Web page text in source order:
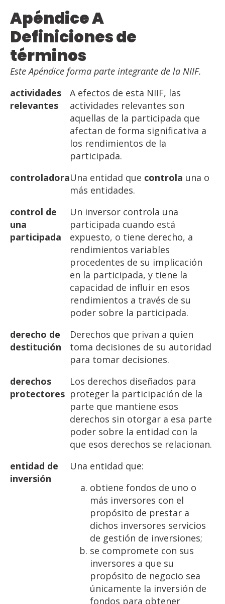
ApéndiceA
Definicionesde
términos
Este Apéndice forma parte integrante de la NIIF.
actividades
relevantes
A efectos de esta NIIF, las
actividades relevantes son
aquellas de la participada que
afectan de forma significativa a
los rendimientos de la
participada.
controladoraUna entidad que controla una o
más entidades.
control de
una
participada
Un inversor controla una
participada cuando está
expuesto, o tiene derecho, a
rendimientos variables
procedentes de su implicación
en la participada, y tiene la
capacidad de influir en esos
rendimientos a través de su
poder sobre la participada.
derecho de
destitución
Derechos que privan a quien
toma decisiones de su autoridad
para tomar decisiones.
derechos
protectores
Los derechos diseñados para
proteger la participación de la
parte que mantiene esos
derechos sin otorgar a esa parte
poder sobre la entidad con la
que esos derechos se relacionan.
entidad de
inversión
Una entidad que:
obtiene fondos de uno o
más inversores con el
propósito de prestar a
dichos inversores servicios
de gestión de inversiones;
se compromete con sus
inversores a que su
propósito de negocio sea
únicamente la inversión de
fondos para obtener